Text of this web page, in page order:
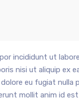
incididunt ut
nisi ut aliquip ex
eu fugiat nulla
mollit anim id